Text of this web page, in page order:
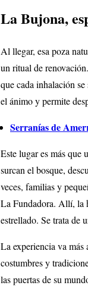
La Bujona,
Al llegar, esa poza
un ritual de
que cada inhalación
el ánimo y permite
Serranías de
Este lugar es más que
surcan el bosque,
veces, familias y
La Fundadora. Allí, la
estrellado. Se trata de
La experiencia va
costumbres y
las puertas de su